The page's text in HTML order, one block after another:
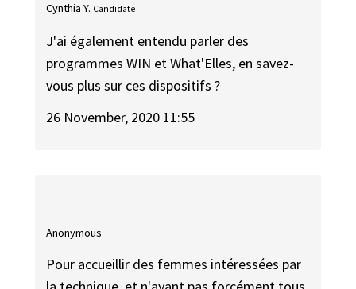
Cynthia Y. Candidate
J'ai également entendu parler des
programmes WIN et What'Elles, en savez-
vous plus sur ces dispositifs ?
26 November, 2020 11:55
Anonymous
Pour accueillir des femmes intéressées par